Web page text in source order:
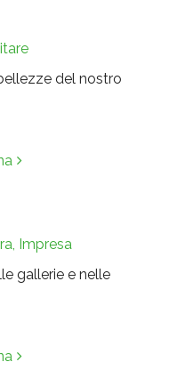
del nostro
Impresa
gallerie e nelle